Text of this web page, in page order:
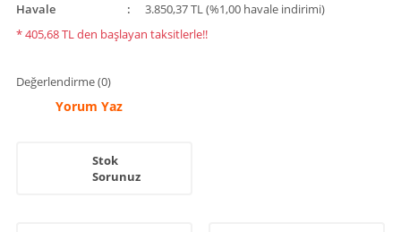
Havale
3.850,37 TL (%1,00 havale indirimi)
* 405,68 TL den başlayan taksitlerle!!
Değerlendirme (0)
Yorum Yaz
Stok
Sorunuz